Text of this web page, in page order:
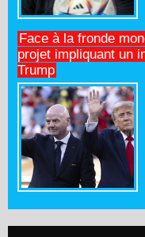
Face à la fronde
projet impliquant un
Trump